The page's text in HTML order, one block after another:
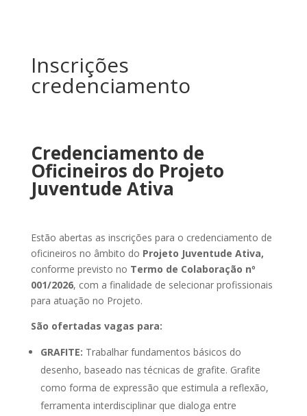
Inscrições
credenciamento
Credenciamento de
Oficineiros do Projeto
Juventude Ativa
Estão abertas as inscrições para o credenciamento de
oficineiros no âmbito do Projeto Juventude Ativa,
conforme previsto no Termo de Colaboração nº
001/2026, com a finalidade de selecionar profissionais
para atuação no Projeto.
São ofertadas vagas para:
GRAFITE: Trabalhar fundamentos básicos do
desenho, baseado nas técnicas de grafite. Grafite
como forma de expressão que estimula a reflexão,
ferramenta interdisciplinar que dialoga entre